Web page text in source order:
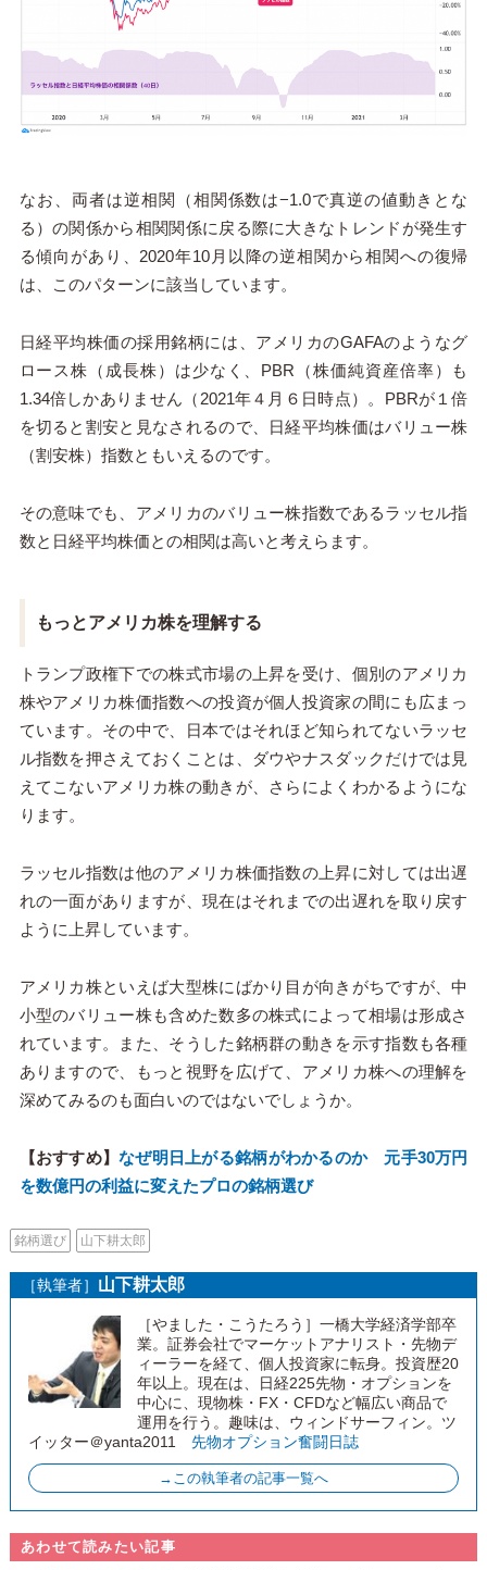
なお、両者は逆相関（相関係数は−1.0で真逆の値動きとな
る）の関係から相関関係に戻る際に大きなトレンドが発生す
る傾向があり、2020年10月以降の逆相関から相関への復帰
は、このパターンに該当しています。
日経平均株価の採用銘柄には、アメリカのGAFAのようなグ
ロース株（成長株）は少なく、PBR（株価純資産倍率）も
1.34倍しかありません（2021年４月６日時点）。PBRが１倍
を切ると割安と見なされるので、日経平均株価はバリュー株
（割安株）指数ともいえるのです。
その意味でも、アメリカのバリュー株指数であるラッセル指
数と日経平均株価との相関は高いと考えらます。
もっとアメリカ株を理解する
トランプ政権下での株式市場の上昇を受け、個別のアメリカ
株やアメリカ株価指数への投資が個人投資家の間にも広まっ
ています。その中で、日本ではそれほど知られてないラッセ
ル指数を押さえておくことは、ダウやナスダックだけでは見
えてこないアメリカ株の動きが、さらによくわかるようにな
ります。
ラッセル指数は他のアメリカ株価指数の上昇に対しては出遅
れの一面がありますが、現在はそれまでの出遅れを取り戻す
ように上昇しています。
アメリカ株といえば大型株にばかり目が向きがちですが、中
小型のバリュー株も含めた数多の株式によって相場は形成さ
れています。また、そうした銘柄群の動きを示す指数も各種
ありますので、もっと視野を広げて、アメリカ株への理解を
深めてみるのも面白いのではないでしょうか。
【おすすめ】なぜ明日上がる銘柄がわかるのか 元手30万円
を数億円の利益に変えたプロの銘柄選び
銘柄選び 山下耕太郎
［執筆者］ 山下耕太郎
［やました・こうたろう］一橋大学経済学部卒
業。証券会社でマーケットアナリスト・先物デ
ィーラーを経て、個人投資家に転身。投資歴20
年以上。現在は、日経225先物・オプションを
中心に、現物株・FX・CFDなど幅広い商品で
運用を行う。趣味は、ウィンドサーフィン。ツ
イッター＠yanta2011 先物オプション奮闘日誌
→この執筆者の記事一覧へ
あわせて読みたい記事